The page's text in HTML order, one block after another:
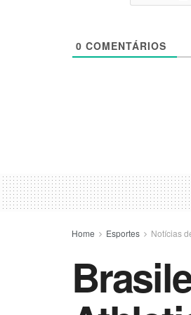
0 COMENTÁRIOS
Home Esportes Notícias